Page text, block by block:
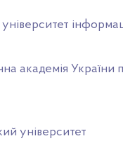
академія України
університет